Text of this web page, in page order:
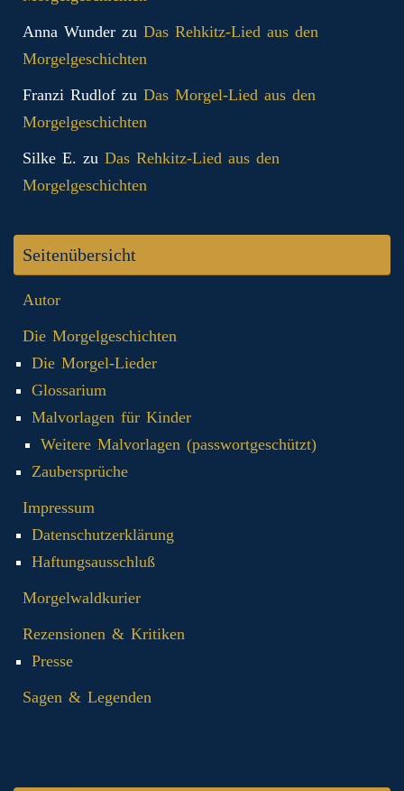
Anna Wunder zu Das Rehkitz-Lied aus den
Morgelgeschichten
Franzi Rudlof zu Das Morgel-Lied aus den
Morgelgeschichten
Silke E. zu Das Rehkitz-Lied aus den
Morgelgeschichten
Seitenübersicht
Autor
Die Morgelgeschichten
Die Morgel-Lieder
Glossarium
Malvorlagen für Kinder
Weitere Malvorlagen (passwortgeschützt)
Zaubersprüche
Impressum
Datenschutzerklärung
Haftungsausschluß
Morgelwaldkurier
Rezensionen & Kritiken
Presse
Sagen & Legenden